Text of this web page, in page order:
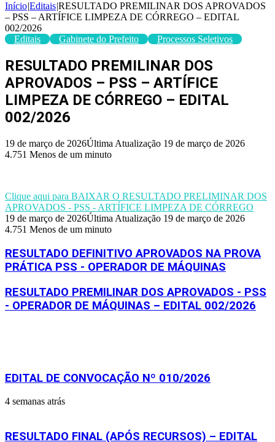
Início|Editais|RESULTADO PREMILINAR DOS APROVADOS
– PSS – ARTÍFICE LIMPEZA DE CÓRREGO – EDITAL
002/2026
Editais
Gabinete do Prefeito Processos Seletivos
RESULTADO PREMILINAR DOS
APROVADOS – PSS – ARTÍFICE
LIMPEZA DE CÓRREGO – EDITAL
002/2026
19 de março de 2026Última Atualização 19 de março de 2026
4.751 Menos de um minuto
Clique aqui para BAIXAR O RESULTADO PRELIMINAR DOS
APROVADOS - PSS - ARTÍFICE LIMPEZA DE CÓRREGO
19 de março de 2026Última Atualização 19 de março de 2026
4.751 Menos de um minuto
RESULTADO DEFINITIVO APROVADOS NA PROVA
PRÁTICA PSS - OPERADOR DE MÁQUINAS
RESULTADO PREMILINAR DOS APROVADOS - PSS
- OPERADOR DE MÁQUINAS – EDITAL 002/2026
EDITAL DE CONVOCAÇÃO Nº 010/2026
4 semanas atrás
RESULTADO FINAL (APÓS RECURSOS) – EDITAL